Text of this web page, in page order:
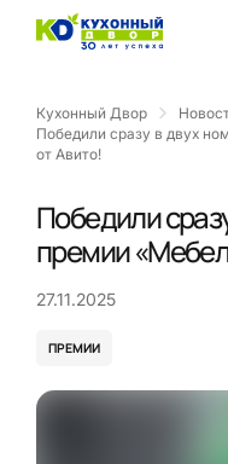
Кухонный Двор
Победили сразу в двух
от Авито!
Победили
премии
27.11.2025
ПРЕМИИ